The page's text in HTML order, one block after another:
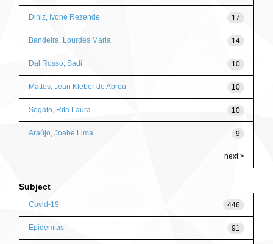
17
Diniz, Ivone Rezende
14
Bandeira, Lourdes Maria
10
Dal Rosso, Sadi
10
Mattos, Jean Kleber de Abreu
10
Segato, Rita Laura
9
Araújo, Joabe Lima
next >
Subject
446
Covid-19
91
Epidemias